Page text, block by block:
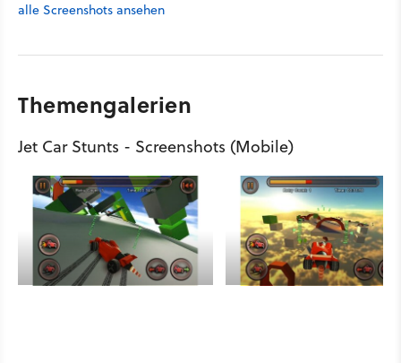
alle Screenshots ansehen
Themengalerien
Jet Car Stunts - Screenshots (Mobile)